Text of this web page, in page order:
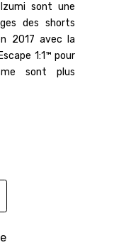
sont une
des shorts
2017 avec la
1:1™ pour
sont plus